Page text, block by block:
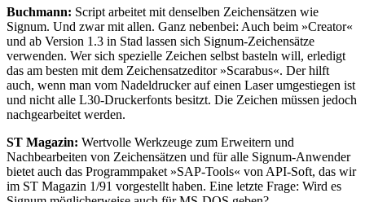
Buchmann: Script arbeitet mit denselben Zeichensätzen wie
Signum. Und zwar mit allen. Ganz nebenbei: Auch beim »Creator«
und ab Version 1.3 in Stad lassen sich Signum-Zeichensätze
verwenden. Wer sich spezielle Zeichen selbst basteln will, erledigt
das am besten mit dem Zeichensatzeditor »Scarabus«. Der hilft
auch, wenn man vom Nadeldrucker auf einen Laser umgestiegen ist
und nicht alle L30-Druckerfonts besitzt. Die Zeichen müssen jedoch
nachgearbeitet werden.
ST Magazin: Wertvolle Werkzeuge zum Erweitern und
Nachbearbeiten von Zeichensätzen und für alle Signum-Anwender
bietet auch das Programmpaket »SAP-Tools« von API-Soft, das wir
im ST Magazin 1/91 vorgestellt haben. Eine letzte Frage: Wird es